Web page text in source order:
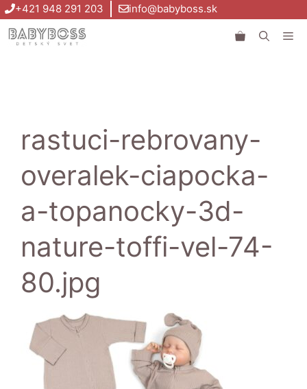
Preskočiť
na
obsah
+421 948 291 203 info@babyboss.sk
rastuci-rebrovany-
overalek-ciapocka-
a-topanocky-3d-
nature-toffi-vel-74-
80.jpg